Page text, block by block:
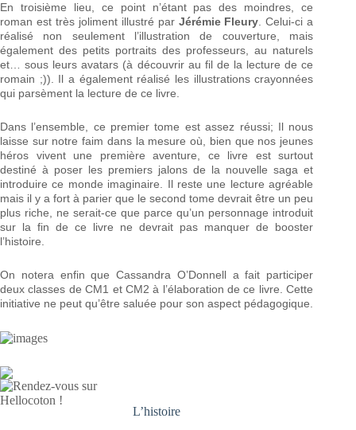
En troisième lieu, ce point n’étant pas des moindres, ce
roman est très joliment illustré par Jérémie Fleury. Celui-ci a
réalisé non seulement l’illustration de couverture, mais
également des petits portraits des professeurs, au naturels
et… sous leurs avatars (à découvrir au fil de la lecture de ce
romain ;)). Il a également réalisé les illustrations crayonnées
qui parsèment la lecture de ce livre.
Dans l’ensemble, ce premier tome est assez réussi; Il nous
laisse sur notre faim dans la mesure où, bien que nos jeunes
héros vivent une première aventure, ce livre est surtout
destiné à poser les premiers jalons de la nouvelle saga et
introduire ce monde imaginaire. Il reste une lecture agréable
mais il y a fort à parier que le second tome devrait être un peu
plus riche, ne serait-ce que parce qu’un personnage introduit
sur la fin de ce livre ne devrait pas manquer de booster
l’histoire.
On notera enfin que Cassandra O’Donnell a fait participer
deux classes de CM1 et CM2 à l’élaboration de ce livre. Cette
initiative ne peut qu’être saluée pour son aspect pédagogique.
L’histoire